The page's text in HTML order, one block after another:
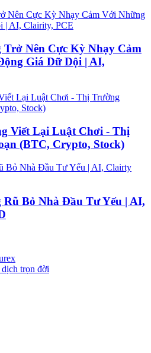
Nên Cực Kỳ Nhạy Cảm
Giá Dữ Dội | AI,
Viết Lại Luật Chơi - Thị
(BTC, Crypto, Stock)
Bỏ Nhà Đầu Tư Yếu | AI,